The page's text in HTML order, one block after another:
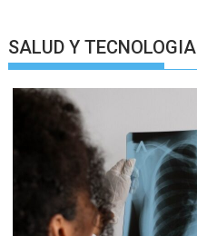
SALUD Y TECNOLOGIA